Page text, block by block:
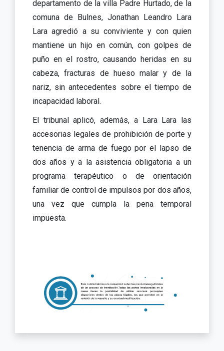
departamento de la villa Padre Hurtado, de la
comuna de Bulnes, Jonathan Leandro Lara
Lara agredió a su conviviente y con quien
mantiene un hijo en común, con golpes de
puño en el rostro, causando heridas en su
cabeza, fracturas de hueso malar y de la
nariz, sin antecedentes sobre el tiempo de
incapacidad laboral.
El tribunal aplicó, además, a Lara Lara las
accesorias legales de prohibición de porte y
tenencia de arma de fuego por el lapso de
dos años y a la asistencia obligatoria a un
programa terapéutico o de orientación
familiar de control de impulsos por dos años,
una vez que cumpla la pena temporal
impuesta.